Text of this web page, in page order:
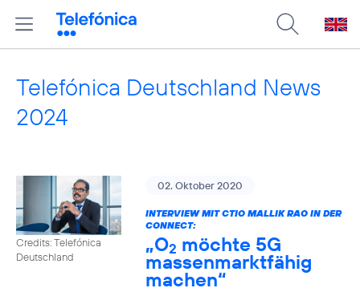
Telefónica Deutschland News
2024
Credits: Telefónica
Deutschland
02. Oktober 2020
INTERVIEW MIT CTIO MALLIK RAO IN DER
CONNECT:
„O2 möchte 5G
massenmarktfähig
machen“